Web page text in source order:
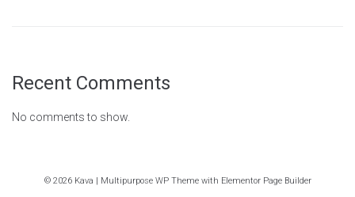
Recent Comments
No comments to show.
© 2026 Kava | Multipurpose WP Theme with Elementor Page Builder